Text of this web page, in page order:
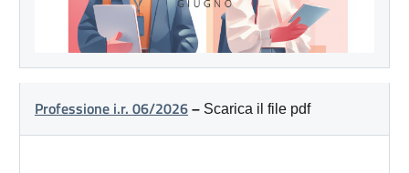
Professione i.r. 06/2026 – Scarica il file pdf